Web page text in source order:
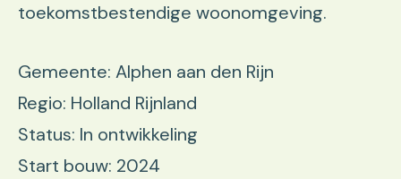
toekomstbestendige woonomgeving.
Gemeente: Alphen aan den Rijn
Regio: Holland Rijnland
Status: In ontwikkeling
Start bouw: 2024